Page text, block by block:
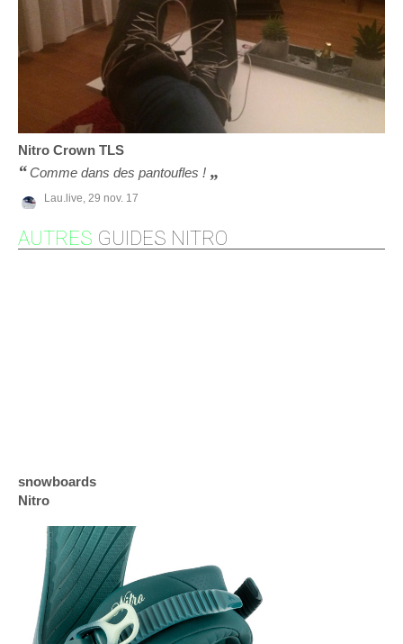
Nitro Crown TLS
Comme dans des pantoufles !
Lau.live, 29 nov. 17
AUTRES GUIDES NITRO
snowboards
Nitro